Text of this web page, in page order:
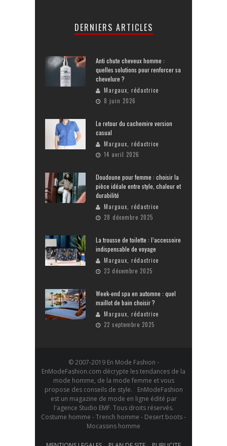
DERNIERS ARTICLES
Anti chute cheveux homme :
quelles solutions pour renforcer sa
chevelure ?
Margaux, rédactrice
8 juin 2026
Le retour du cachemire version
casual
Margaux, rédactrice
14 avril 2026
Doudoune pour femme : choisir la
pièce idéale entre style, chaleur et
durabilité
Margaux, rédactrice
28 décembre 2025
La trousse de toilette : l’accessoire
indispensable de voyage
Margaux, rédactrice
23 décembre 2025
Week-end spa en automne : quel
maillot de bain choisir ?
Margaux, rédactrice
22 septembre 2025
© 2007-2019 En Mode Fashion -
EnModeFashion.com décrypte les tendances de la
mode homme, de la mode femme et vous
propose des conseils de style. EnModeFashion
est un magazine de mode en ligne édité par
l'agence Studio EMF. Tous droits réservés.
Costume homme - Trench homme - Desert boots -
Mocassins homme